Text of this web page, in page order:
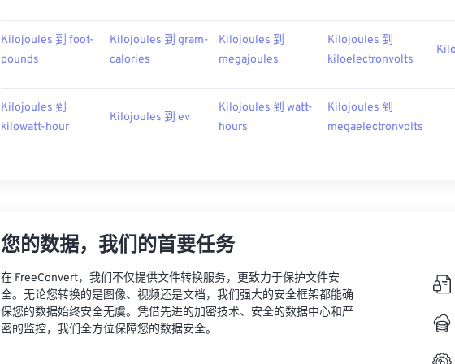
Kilojoules 到 foot-
pounds
Kilojoules 到 gram-
calories
Kilojoules 到
megajoules
Kilojoules 到
kiloelectronvolts
Kilojoules 到
kilowatt-hour
Kilojoules 到 ev
Kilojoules 到 watt-
hours
Kilojoules 到
megaelectronvolts
您的数据，我们的首要任务
在 FreeConvert，我们不仅提供文件转换服务，更致力于保护文件安
全。无论您转换的是图像、视频还是文档，我们强大的安全框架都能确
保您的数据始终安全无虞。凭借先进的加密技术、安全的数据中心和严
密的监控，我们全方位保障您的数据安全。